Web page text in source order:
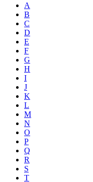
A
B
C
D
E
F
G
H
I
J
K
L
M
N
O
P
Q
R
S
T